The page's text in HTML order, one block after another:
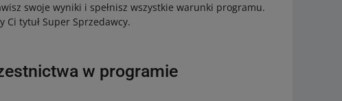
swoje wyniki i spełnisz wszystkie warunki programu.
tytuł Super Sprzedawcy.
w programie